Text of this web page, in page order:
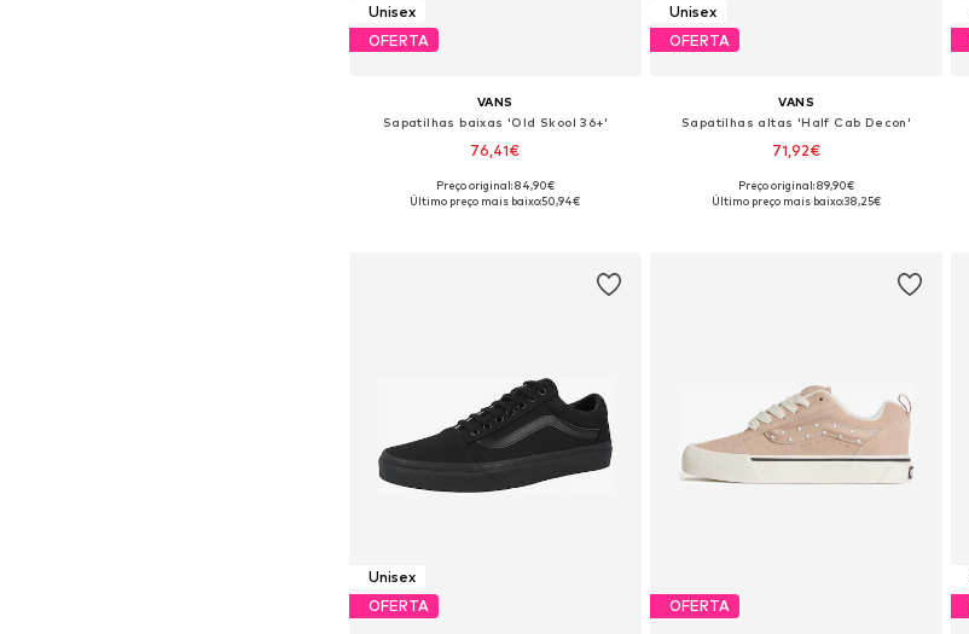
Unisex
OFERTA
VANS
Sapatilhas baixas 'Old Skool 36+'
76,41€
Disponível em vários tamanhos
Preço original: 84,90€
Último preço mais baixo:50,94€
Unisex
OFERTA
VANS
Sapatilhas altas 'Half Cab Decon'
71,92€
Disponível em vários tamanhos
Preço original: 89,90€
Último preço mais baixo:38,25€
Unisex
OFERTA
OFERTA